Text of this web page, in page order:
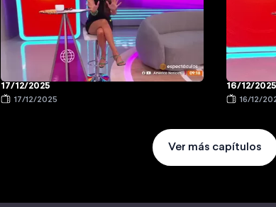
17/12/2025
17/12/2025
16/12/2025
16/12/
Ver más capítulos